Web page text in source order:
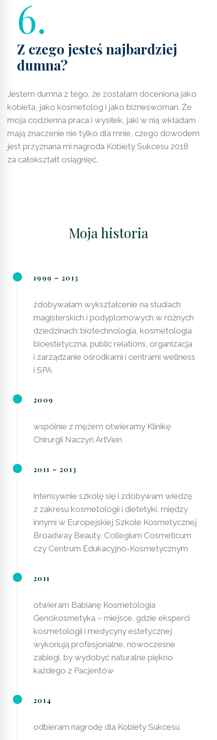
6.
Z czego jesteś najbardziej
dumna?
Jestem dumna z tego, że zostałam doceniona jako
kobieta, jako kosmetolog i jako bizneswoman. Że
moja codzienna praca i wysiłek, jaki w nią wkładam
mają znaczenie nie tylko dla mnie, czego dowodem
jest przyznana mi nagroda Kobiety Sukcesu 2018
za całokształt osiągnięć.
Moja historia
1999 – 2013
zdobywałam wykształcenie na studiach
magisterskich i podyplomowych w różnych
dziedzinach: biotechnologia, kosmetologia
bioestetyczna, public relations, organizacja
i zarządzanie ośrodkami i centrami wellness
i SPA
2009
wspólnie z mężem otwieramy Klinikę
Chirurgii Naczyń ArtVein
2011 – 2013
intensywnie szkolę się i zdobywam wiedzę
z zakresu kosmetologii i dietetyki, między
innymi w Europejskiej Szkole Kosmetycznej
Broadway Beauty, Collegium Cosmeticum
czy Centrum Edukacyjno-Kosmetycznym
2011
otwieram Babianę Kosmetologia
Genokosmetyka – miejsce, gdzie eksperci
kosmetologii i medycyny estetycznej
wykonują profesjonalne, nowoczesne
zabiegi, by wydobyć naturalne piękno
każdego z Pacjentów
2014
odbieram nagrodę dla Kobiety Sukcesu